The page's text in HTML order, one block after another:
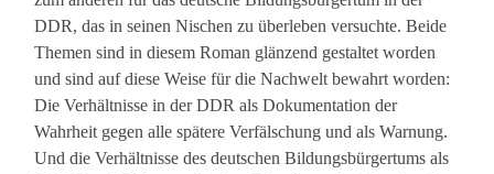
DDR, das in seinen Nischen zu überleben versuchte. Beide
Themen sind in diesem Roman glänzend gestaltet worden
und sind auf diese Weise für die Nachwelt bewahrt worden:
Die Verhältnisse in der DDR als Dokumentation der
Wahrheit gegen alle spätere Verfälschung und als Warnung.
Und die Verhältnisse des deutschen Bildungsbürgertums als